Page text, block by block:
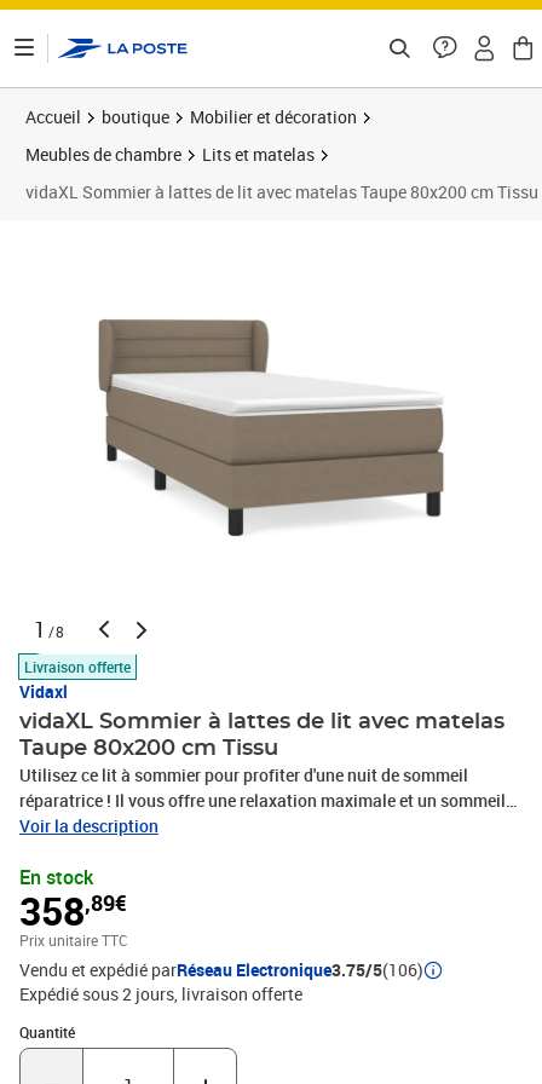
Accueil boutique
Mobilier et décoration
Meubles de chambre
Lits et matelas
vidaXL Sommier à lattes de lit avec matelas Taupe 80x200 cm Tissu
1 /8
Livraison offerte
Vidaxl
vidaXL Sommier à lattes de lit avec matelas
Taupe 80x200 cm Tissu
Utilisez ce lit à sommier pour profiter d'une nuit de sommeil
réparatrice ! Il vous offre une relaxation maximale et un sommeil
agréable. Tissu durable : le tissu présente un aspect simple et
est réglable en hauteur selon vos préférences. La tête de lit vous
offre un excellent soutien du dos lorsque vous êtes assis dans
votre lit pour lire ou regarder la télévision.Matelas à ressorts
ensachés : le ressort ensaché individuel intégré est connu pour sa
très haute qualité tout en assurant un haut niveau de durabilité et
d'adaptabilité. Il peut absorber efficacement le bruit et les chocs
causés par les sauts et les rotations.Support moyen-dur : ce
matelas de lit offre une stabilité accrue et juste le niveau de
Voir la description
En stock
358,89€
Prix unitaire TTC
Vendu et expédié parRéseau Electronique3.75/5(106)
Expédié sous 2 jours livraison offerte
Quantité
Quantité : 1